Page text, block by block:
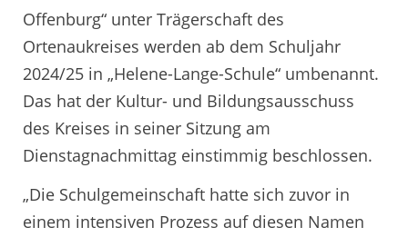
Offenburg“ unter Trägerschaft des
Ortenaukreises werden ab dem Schuljahr
2024/25 in „Helene-Lange-Schule“ umbenannt.
Das hat der Kultur- und Bildungsausschuss
des Kreises in seiner Sitzung am
Dienstagnachmittag einstimmig beschlossen.
„Die Schulgemeinschaft hatte sich zuvor in
einem intensiven Prozess auf diesen Namen